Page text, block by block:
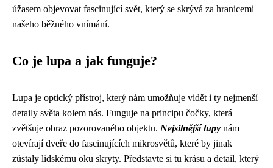
úžasem objevovat fascinující svět, který se skrývá za hranicemi
našeho běžného vnímání.
Co je lupa a jak funguje?
Lupa je optický přístroj, který nám umožňuje vidět i ty nejmenší
detaily světa kolem nás. Funguje na principu čočky, která
zvětšuje obraz pozorovaného objektu. Nejsilnější lupy nám
otevírají dveře do fascinujících mikrosvětů, které by jinak
zůstaly lidskému oku skryty. Představte si tu krásu a detail, který